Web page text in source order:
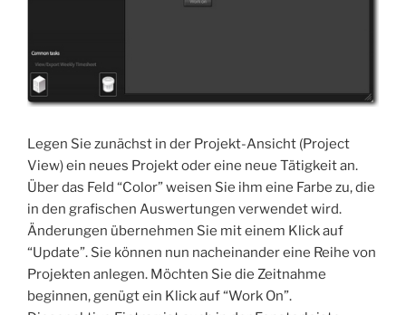
Legen Sie zunächst in der Projekt-Ansicht (Project
View) ein neues Projekt oder eine neue Tätigkeit an.
Über das Feld “Color” weisen Sie ihm eine Farbe zu, die
in den grafischen Auswertungen verwendet wird.
Änderungen übernehmen Sie mit einem Klick auf
“Update”. Sie können nun nacheinander eine Reihe von
Projekten anlegen. Möchten Sie die Zeitnahme
beginnen, genügt ein Klick auf “Work On”.